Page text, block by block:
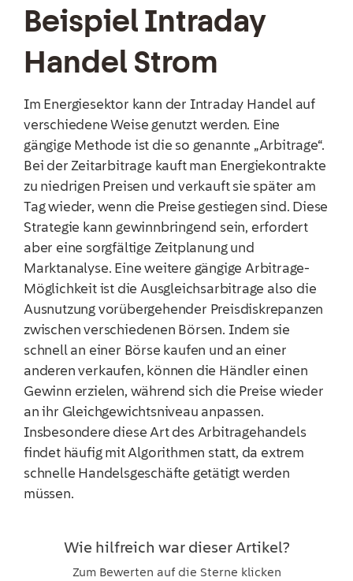
Beispiel Intraday
Handel Strom
Im Energiesektor kann der Intraday Handel auf
verschiedene Weise genutzt werden. Eine
gängige Methode ist die so genannte „Arbitrage“.
Bei der Zeitarbitrage kauft man Energiekontrakte
zu niedrigen Preisen und verkauft sie später am
Tag wieder, wenn die Preise gestiegen sind. Diese
Strategie kann gewinnbringend sein, erfordert
aber eine sorgfältige Zeitplanung und
Marktanalyse. Eine weitere gängige Arbitrage-
Möglichkeit ist die Ausgleichsarbitrage also die
Ausnutzung vorübergehender Preisdiskrepanzen
zwischen verschiedenen Börsen. Indem sie
schnell an einer Börse kaufen und an einer
anderen verkaufen, können die Händler einen
Gewinn erzielen, während sich die Preise wieder
an ihr Gleichgewichtsniveau anpassen.
Insbesondere diese Art des Arbitragehandels
findet häufig mit Algorithmen statt, da extrem
schnelle Handelsgeschäfte getätigt werden
müssen.
Wie hilfreich war dieser Artikel?
Zum Bewerten auf die Sterne klicken